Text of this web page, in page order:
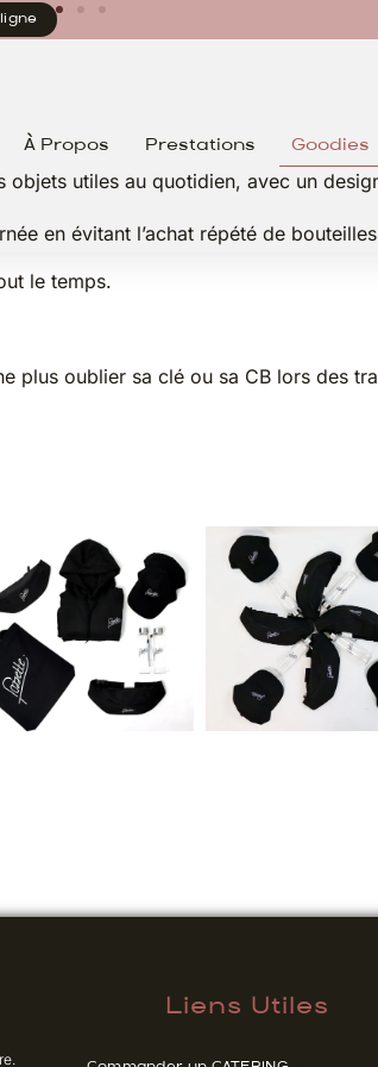
À Propos Prestations Goodies
utiles au quotidien, avec un
en évitant l’achat répété de bouteilles
le temps.
plus oublier sa clé ou sa CB lors des
Liens Utiles